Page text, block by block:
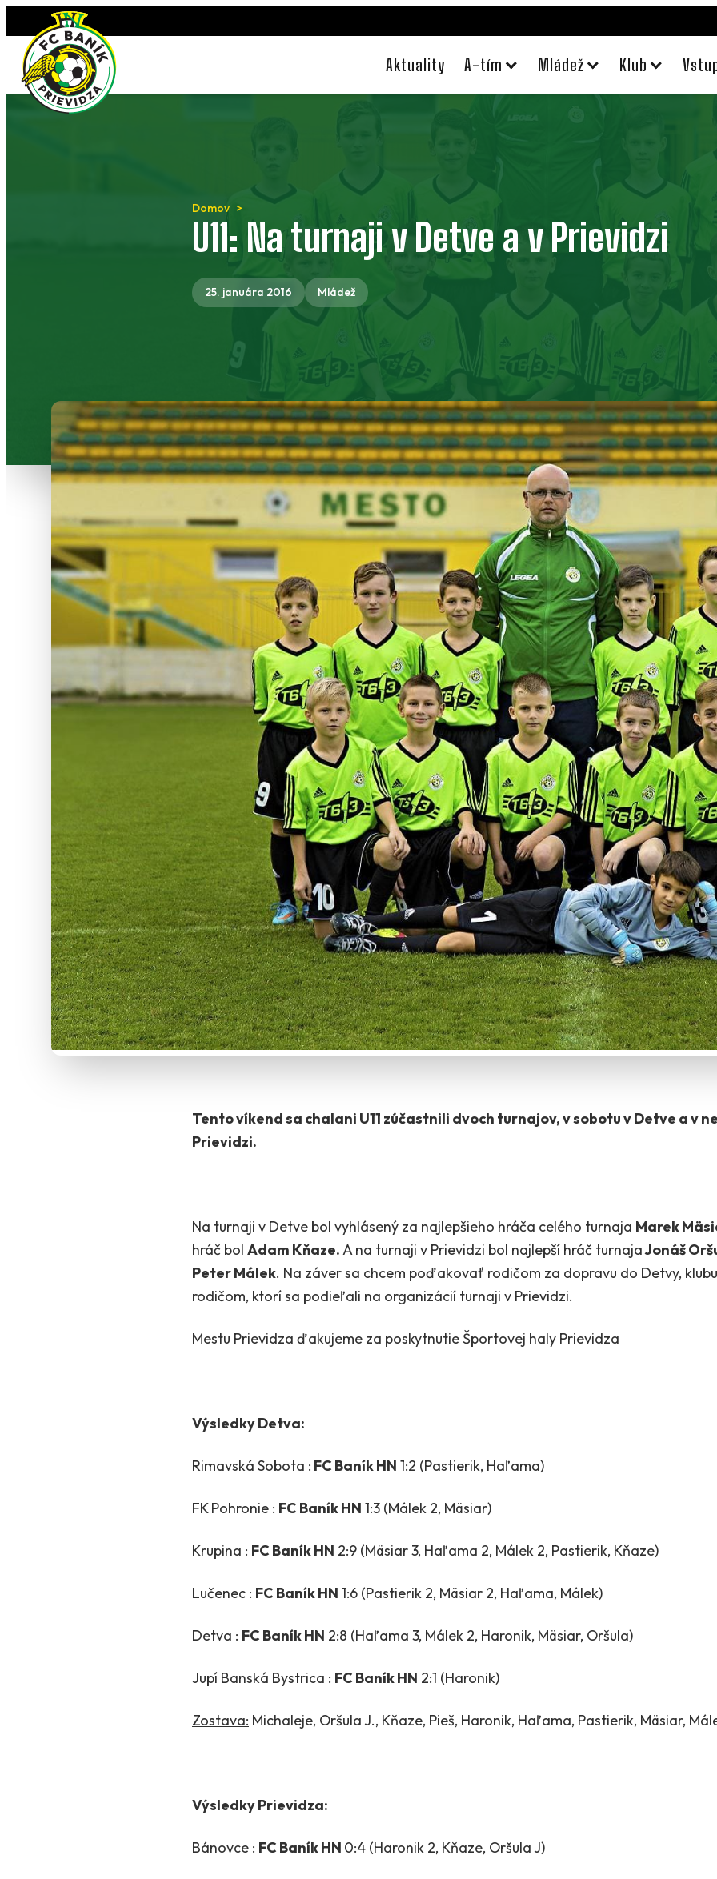
Preskočiť
na
obsah
Aktuality A-tím Mládež Klub
Domov
U11: Na turnaji v Detve a v Prievidzi
25. januára 2016 Mládež
Tento víkend sa chalani U11 zúčastnili dvoch turnajov, v sobotu v Detve a v
Prievidzi.
Na turnaji v Detve bol vyhlásený za najlepšieho hráča celého turnaja Marek
hráč bol Adam Kňaze.A na turnaji v Prievidzi bol najlepší hráč turnajaJonáš
Peter Málek. Na záver sa chcem poďakovať rodičom za dopravu do Detvy,
rodičom, ktorí sa podieľali na organizácií turnaji v Prievidzi.
Mestu Prievidza ďakujeme za poskytnutie Športovej haly Prievidza
Výsledky Detva:
Rimavská Sobota : FC Baník HN 1:2 (Pastierik, Haľama)
FK Pohronie : FC Baník HN 1:3 (Málek 2, Mäsiar)
Krupina : FC Baník HN 2:9 (Mäsiar 3, Haľama 2, Málek 2, Pastierik, Kňaze)
Lučenec : FC Baník HN 1:6 (Pastierik 2, Mäsiar 2, Haľama, Málek)
Detva : FC Baník HN 2:8 (Haľama 3, Málek 2, Haronik, Mäsiar, Oršula)
Jupí Banská Bystrica : FC Baník HN 2:1 (Haronik)
Zostava: Michaleje, Oršula J., Kňaze, Pieš, Haronik, Haľama, Pastierik, Mäsiar,
Výsledky Prievidza:
Bánovce : FC Baník HN 0:4 (Haronik 2, Kňaze, Oršula J)